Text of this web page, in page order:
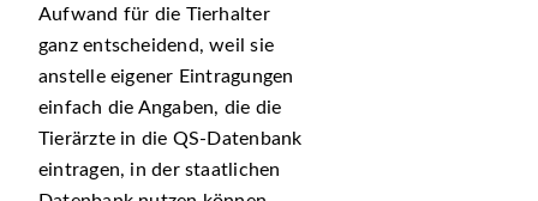
Aufwand für die Tierhalter
ganz entscheidend, weil sie
anstelle eigener Eintragungen
einfach die Angaben, die die
Tierärzte in die QS-Datenbank
eintragen, in der staatlichen